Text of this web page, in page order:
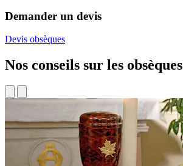
Demander un devis
Devis obsèques
Nos conseils sur les obsèques